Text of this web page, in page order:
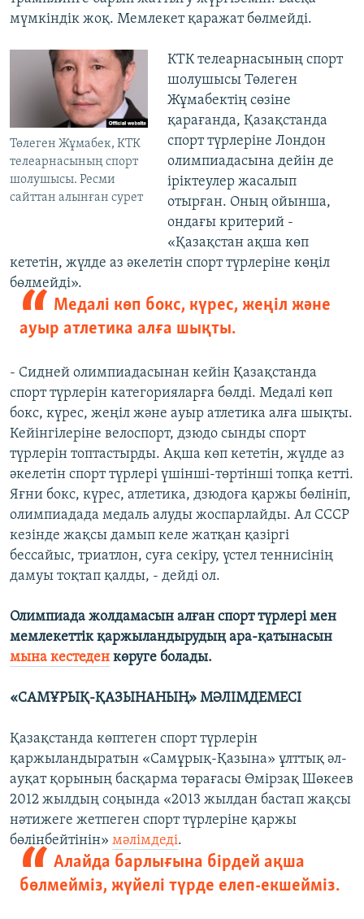
мүмкіндік жоқ. Мемлекет қаражат бөлмейді.
Төлеген Жұмабек, КТК
телеарнасының спорт
шолушысы. Ресми
сайттан алынған сурет
КТК телеарнасының спорт
шолушысы Төлеген
Жұмабектің сөзіне
қарағанда, Қазақстанда
спорт түрлеріне Лондон
олимпиадасына дейін де
іріктеулер жасалып
отырған. Оның ойынша,
ондағы критерий -
«Қазақстан ақша көп
кететін, жүлде аз әкелетін спорт түрлеріне көңіл
бөлмейді».
Медалі көп бокс, күрес, жеңіл және
ауыр атлетика алға шықты.
- Сидней олимпиадасынан кейін Қазақстанда
спорт түрлерін категорияларға бөлді. Медалі көп
бокс, күрес, жеңіл және ауыр атлетика алға шықты.
Кейінгілеріне велоспорт, дзюдо сынды спорт
түрлерін топтастырды. Ақша көп кететін, жүлде аз
әкелетін спорт түрлері үшінші-төртінші топқа кетті.
Яғни бокс, күрес, атлетика, дзюдоға қаржы бөлініп,
олимпиадада медаль алуды жоспарлайды. Ал СССР
кезінде жақсы дамып келе жатқан қазіргі
бессайыс, триатлон, суға секіру, үстел теннисінің
дамуы тоқтап қалды, - дейді ол.
Олимпиада жолдамасын алған спорт түрлері мен
мемлекеттік қаржыландырудың ара-қатынасын
мына кестеден көруге болады.
«САМҰРЫҚ-ҚАЗЫНАНЫҢ» МӘЛІМДЕМЕСІ
Қазақстанда көптеген спорт түрлерін
қаржыландыратын «Самұрық-Қазына» ұлттық әл-
ауқат қорының басқарма төрағасы Өмірзақ Шөкеев
2012 жылдың соңында «2013 жылдан бастап жақсы
нәтижеге жетпеген спорт түрлеріне қаржы
бөлінбейтінін» мәлімдеді.
Алайда барлығына бірдей ақша
бөлмейміз, жүйелі түрде елеп-екшейміз.